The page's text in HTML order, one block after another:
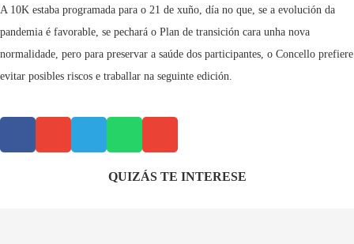
A 10K estaba programada para o 21 de xuño, día no que, se a evolución da
pandemia é favorable, se pechará o Plan de transición cara unha nova
normalidade, pero para preservar a saúde dos participantes, o Concello prefiere
evitar posibles riscos e traballar na seguinte edición.
QUIZÁS TE INTERESE